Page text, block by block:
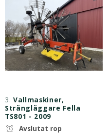
3. Vallmaskiner,
Strängläggare Fella
TS801 - 2009
Avslutat rop